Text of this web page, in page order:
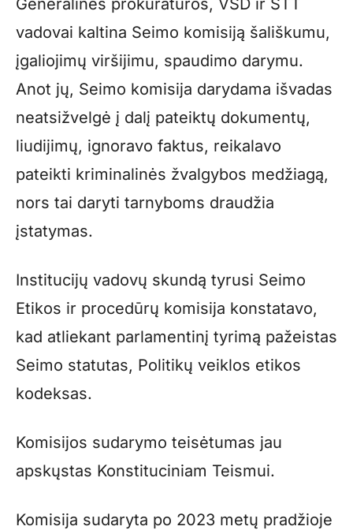
vadovai kaltina Seimo komisiją šališkumu,
įgaliojimų viršijimu, spaudimo darymu.
Anot jų, Seimo komisija darydama išvadas
neatsižvelgė į dalį pateiktų dokumentų,
liudijimų, ignoravo faktus, reikalavo
pateikti kriminalinės žvalgybos medžiagą,
nors tai daryti tarnyboms draudžia
įstatymas.
Institucijų vadovų skundą tyrusi Seimo
Etikos ir procedūrų komisija konstatavo,
kad atliekant parlamentinį tyrimą pažeistas
Seimo statutas, Politikų veiklos etikos
kodeksas.
Komisijos sudarymo teisėtumas jau
apskųstas Konstituciniam Teismui.
Komisija sudaryta po 2023 metų pradžioje